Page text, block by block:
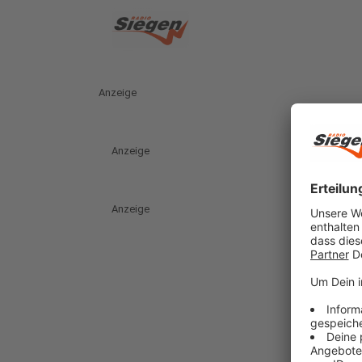
Anzeige
Anzeige
Anzeige